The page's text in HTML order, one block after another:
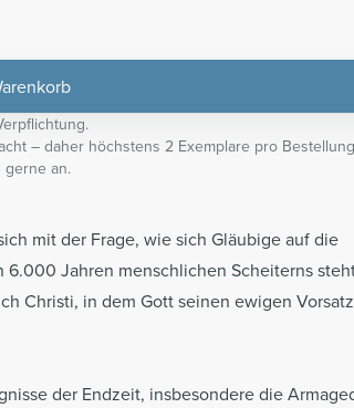
– daher höchstens 2 Exemplare pro
gerne an.
mit der Frage, wie sich Gläubige auf die
Jahren menschlichen Scheiterns
Christi, in dem Gott seinen ewigen
der Endzeit, insbesondere die